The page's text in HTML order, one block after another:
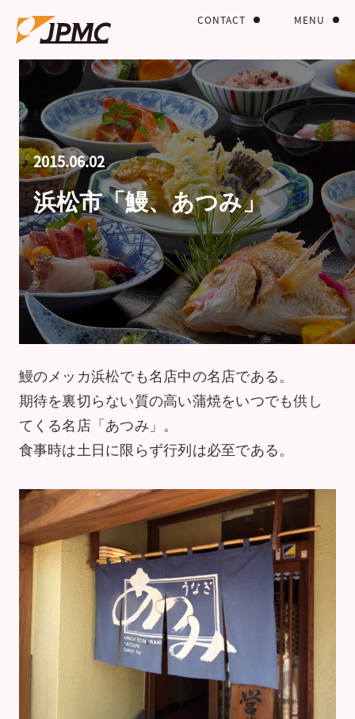
MENU
CONTACT
2015.06.02
浜松市「鰻、あつみ」
鰻のメッカ浜松でも名店中の名店である。
期待を裏切らない質の高い蒲焼をいつでも供し
てくる名店「あつみ」。
食事時は土日に限らず行列は必至である。